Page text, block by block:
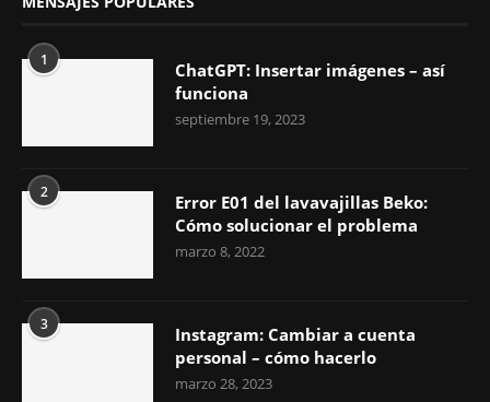
1
ChatGPT: Insertar imágenes – así
funciona
septiembre 19, 2023
2
Error E01 del lavavajillas Beko:
Cómo solucionar el problema
marzo 8, 2022
3
Instagram: Cambiar a cuenta
personal – cómo hacerlo
marzo 28, 2023